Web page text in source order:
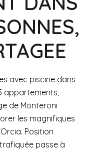
avec piscine dans
appartements,
de Monteroni
les magnifiques
Position
passe à